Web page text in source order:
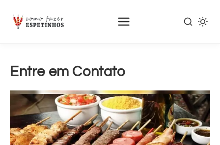
Pular
conteúdo
principal
Entre em Contato